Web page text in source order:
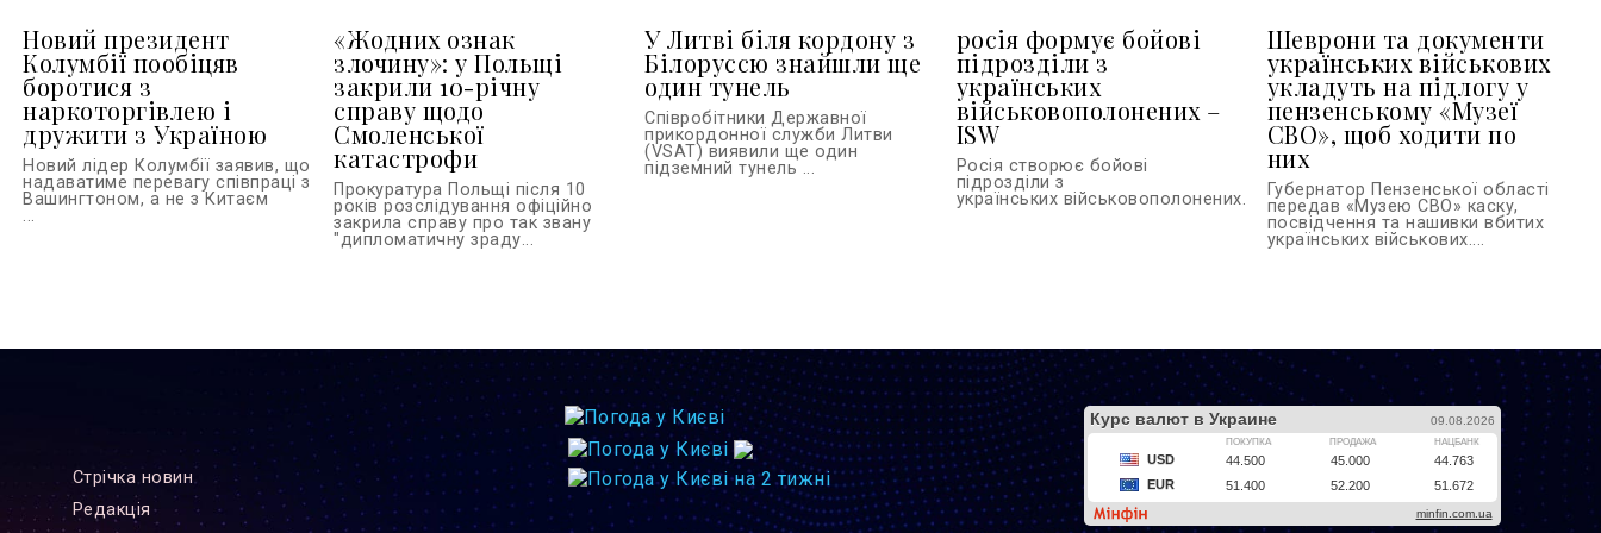
Новий президент
Колумбії пообіцяв
боротися з
наркоторгівлею і
дружити з Україною
Новий лідер Колумбії заявив, що
надаватиме перевагу співпраці з
Вашингтоном, а не з Китаєм
...
«Жодних ознак
злочину»: у Польщі
закрили 10-річну
справу щодо
Смоленської
катастрофи
Прокуратура Польщі після 10
років розслідування офіційно
закрила справу про так звану
"дипломатичну зраду...
У Литві біля кордону з
Білоруссю знайшли ще
один тунель
Співробітники Державної
прикордонної служби Литви
(VSAT) виявили ще один
підземний тунель ...
росія формує бойові
підрозділи з
українських
військовополонених –
ISW
Росія створює бойові
підрозділи з
українських військовополонених...
Шеврони та документи
українських військових
укладуть на підлогу у
пензенському «Музеї
СВО», щоб ходити по
них
Губернатор Пензенської області
передав «Музею СВО» каску,
посвідчення та нашивки вбитих
українських військових....
Стрiчка новин
Редакцiя